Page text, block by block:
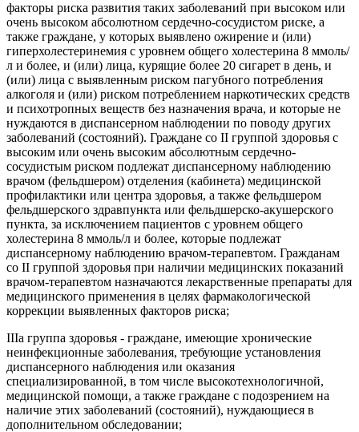
факторы риска развития таких заболеваний при высоком или
очень высоком абсолютном сердечно-сосудистом риске, а
также граждане, у которых выявлено ожирение и (или)
гиперхолестеринемия с уровнем общего холестерина 8 ммоль/
л и более, и (или) лица, курящие более 20 сигарет в день, и
(или) лица с выявленным риском пагубного потребления
алкоголя и (или) риском потреблением наркотических средств
и психотропных веществ без назначения врача, и которые не
нуждаются в диспансерном наблюдении по поводу других
заболеваний (состояний). Граждане со II группой здоровья с
высоким или очень высоким абсолютным сердечно-
сосудистым риском подлежат диспансерному наблюдению
врачом (фельдшером) отделения (кабинета) медицинской
профилактики или центра здоровья, а также фельдшером
фельдшерского здравпункта или фельдшерско-акушерского
пункта, за исключением пациентов с уровнем общего
холестерина 8 ммоль/л и более, которые подлежат
диспансерному наблюдению врачом-терапевтом. Гражданам
со II группой здоровья при наличии медицинских показаний
врачом-терапевтом назначаются лекарственные препараты для
медицинского применения в целях фармакологической
коррекции выявленных факторов риска;
IIIа группа здоровья - граждане, имеющие хронические
неинфекционные заболевания, требующие установления
диспансерного наблюдения или оказания
специализированной, в том числе высокотехнологичной,
медицинской помощи, а также граждане с подозрением на
наличие этих заболеваний (состояний), нуждающиеся в
дополнительном обследовании;